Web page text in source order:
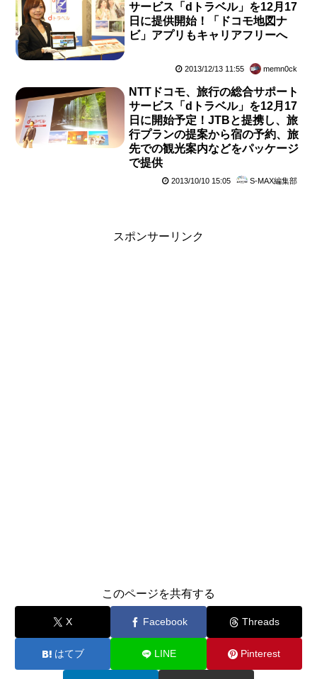
サービス「dトラベル」を12月17
日に提供開始！「ドコモ地図ナ
ビ」アプリもキャリアフリーへ
2013/12/13 11:55 memn0ck
NTTドコモ、旅行の総合サポート
サービス「dトラベル」を12月17
日に開始予定！JTBと提携し、旅
行プランの提案から宿の予約、旅
先での観光案内などをパッケージ
で提供
2013/10/10 15:05 S-MAX編集部
スポンサーリンク
このページを共有する
X Facebook Threads
はてブ LINE Pinterest